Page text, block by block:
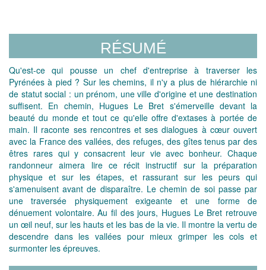
RÉSUMÉ
Qu'est-ce qui pousse un chef d'entreprise à traverser les
Pyrénées à pied ? Sur les chemins, il n'y a plus de hiérarchie ni
de statut social : un prénom, une ville d'origine et une destination
suffisent. En chemin, Hugues Le Bret s'émerveille devant la
beauté du monde et tout ce qu'elle offre d'extases à portée de
main. Il raconte ses rencontres et ses dialogues à cœur ouvert
avec la France des vallées, des refuges, des gîtes tenus par des
êtres rares qui y consacrent leur vie avec bonheur. Chaque
randonneur aimera lire ce récit instructif sur la préparation
physique et sur les étapes, et rassurant sur les peurs qui
s'amenuisent avant de disparaître. Le chemin de soi passe par
une traversée physiquement exigeante et une forme de
dénuement volontaire. Au fil des jours, Hugues Le Bret retrouve
un œil neuf, sur les hauts et les bas de la vie. Il montre la vertu de
descendre dans les vallées pour mieux grimper les cols et
surmonter les épreuves.